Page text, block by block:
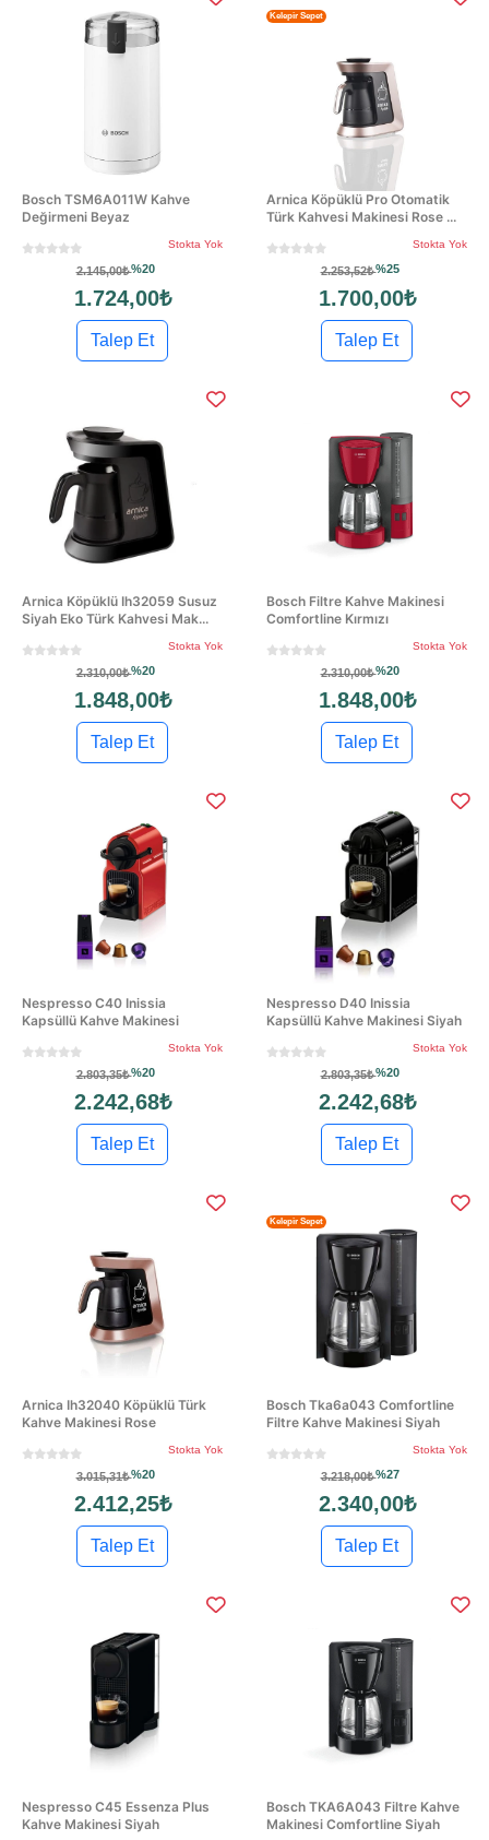
Bosch TSM6A011W Kahve
Değirmeni Beyaz
Stokta Yok
2.145,00₺%20
1.724,00₺
Talep Et
Arnica Köpüklü Pro Otomatik
Türk Kahvesi Makinesi Rose ...
Kelepir Sepet
Stokta Yok
2.253,52₺%25
1.700,00₺
Talep Et
Arnica Köpüklü Ih32059 Susuz
Siyah Eko Türk Kahvesi Mak...
Stokta Yok
2.310,00₺%20
1.848,00₺
Talep Et
Bosch Filtre Kahve Makinesi
Comfortline Kırmızı
Stokta Yok
2.310,00₺%20
1.848,00₺
Talep Et
Nespresso C40 Inissia
Kapsüllü Kahve Makinesi
Stokta Yok
2.803,35₺%20
2.242,68₺
Talep Et
Nespresso D40 Inissia
Kapsüllü Kahve Makinesi Siyah
Stokta Yok
2.803,35₺%20
2.242,68₺
Talep Et
Arnica Ih32040 Köpüklü Türk
Kahve Makinesi Rose
Stokta Yok
3.015,31₺%20
2.412,25₺
Talep Et
Bosch Tka6a043 Comfortline
Filtre Kahve Makinesi Siyah
Kelepir Sepet
Stokta Yok
3.218,00₺%27
2.340,00₺
Talep Et
Nespresso C45 Essenza Plus
Kahve Makinesi Siyah
Bosch TKA6A043 Filtre Kahve
Makinesi Comfortline Siyah